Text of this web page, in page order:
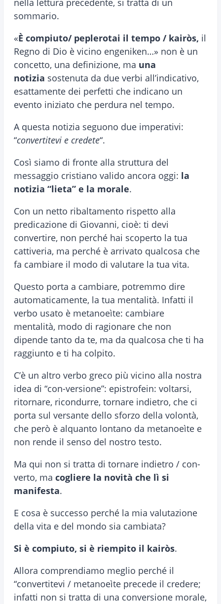
nella lettura precedente, si tratta di un
sommario.
«È compiuto/ peplerotai il tempo / kairòs, il
Regno di Dio è vicino engeniken…» non è un
concetto, una definizione, ma una
notizia sostenuta da due verbi all’indicativo,
esattamente dei perfetti che indicano un
evento iniziato che perdura nel tempo.
A questa notizia seguono due imperativi:
“convertitevi e credete“.
Così siamo di fronte alla struttura del
messaggio cristiano valido ancora oggi: la
notizia “lieta” e la morale.
Con un netto ribaltamento rispetto alla
predicazione di Giovanni, cioè: ti devi
convertire, non perché hai scoperto la tua
cattiveria, ma perché è arrivato qualcosa che
fa cambiare il modo di valutare la tua vita.
Questo porta a cambiare, potremmo dire
automaticamente, la tua mentalità. Infatti il
verbo usato è metanoeìte: cambiare
mentalità, modo di ragionare che non
dipende tanto da te, ma da qualcosa che ti ha
raggiunto e ti ha colpito.
C’è un altro verbo greco più vicino alla nostra
idea di “con-versione”: epistrofein: voltarsi,
ritornare, ricondurre, tornare indietro, che ci
porta sul versante dello sforzo della volontà,
che però è alquanto lontano da metanoeìte e
non rende il senso del nostro testo.
Ma qui non si tratta di tornare indietro / con-
verto, ma cogliere la novità che lì si
manifesta.
E cosa è successo perché la mia valutazione
della vita e del mondo sia cambiata?
Si è compiuto, si è riempito il kairòs.
Allora comprendiamo meglio perché il
“convertitevi / metanoeìte precede il credere;
infatti non si tratta di una conversione morale,